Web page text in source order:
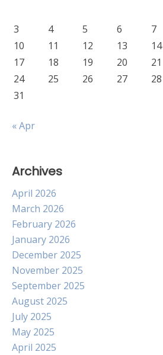
3
4 5 6 7
10
11 12 13 14
17
18 19 20 21
24
25 26 27 28
31
« Apr
Archives
April 2026
March 2026
February 2026
January 2026
December 2025
November 2025
September 2025
August 2025
July 2025
May 2025
April 2025